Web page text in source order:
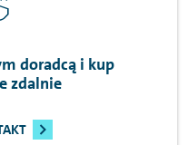
doradcą i kup
zdalnie